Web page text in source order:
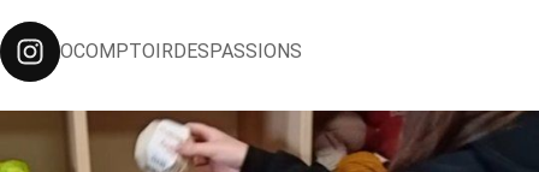
OCOMPTOIRDESPASSIONS